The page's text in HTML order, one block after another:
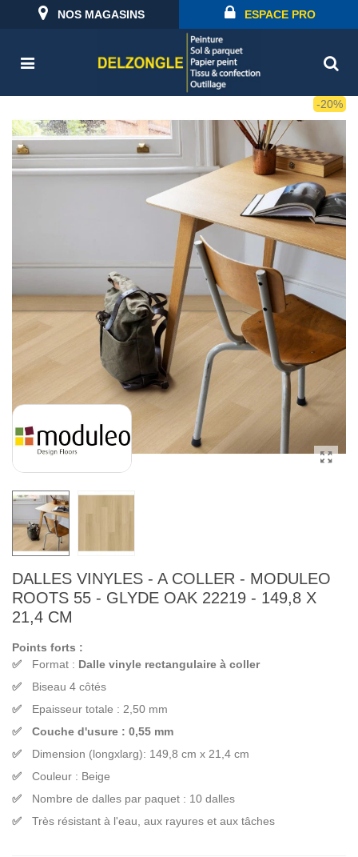
NOS MAGASINS ESPACE PRO
-20%
DALLES VINYLES - A COLLER - MODULEO
ROOTS 55 - GLYDE OAK 22219 - 149,8 X
21,4 CM
Points forts :
Format : Dalle vinyle rectangulaire à coller
Biseau 4 côtés
Epaisseur totale : 2,50 mm
Couche d'usure : 0,55 mm
Dimension (longxlarg): 149,8 cm x 21,4 cm
Couleur : Beige
Nombre de dalles par paquet : 10 dalles
Très résistant à l'eau, aux rayures et aux tâches